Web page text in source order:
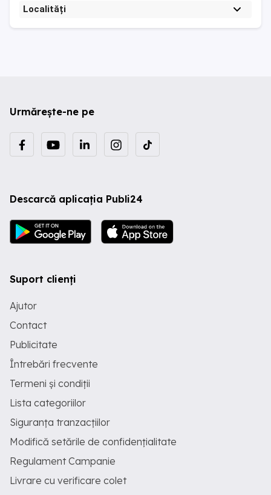
Localități
Urmărește-ne pe
Descarcă aplicația Publi24
Suport clienți
Ajutor
Contact
Publicitate
Întrebări frecvente
Termeni și condiții
Lista categoriilor
Siguranța tranzacțiilor
Modifică setările de confidențialitate
Regulament Campanie
Livrare cu verificare colet